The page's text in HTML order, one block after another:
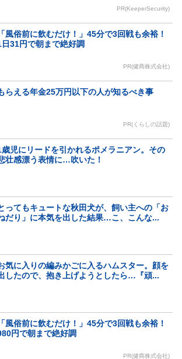
PR(KeeperSecurity)
「風俗前に飲むだけ！」45分で3回戦も余裕！
日31円で朝まで絶好調
PR(健商株式会社)
らえる年金25万円以下の人が知るべき事
PR(くらしの話題)
歳児にリードを引かれるポメラニアン。その
壮感漂う表情に…吹いた！
ってもキュートな秋田犬が、飼い主への「お
だり」に本気を出した結果…こ、こんな...
気に入りの編みかごに入るハムスター。顔を
したので、抱き上げようとしたら…『頑...
「風俗前に飲むだけ！」45分で3回戦も余裕！
円で朝まで絶好調
PR(健商株式会社)